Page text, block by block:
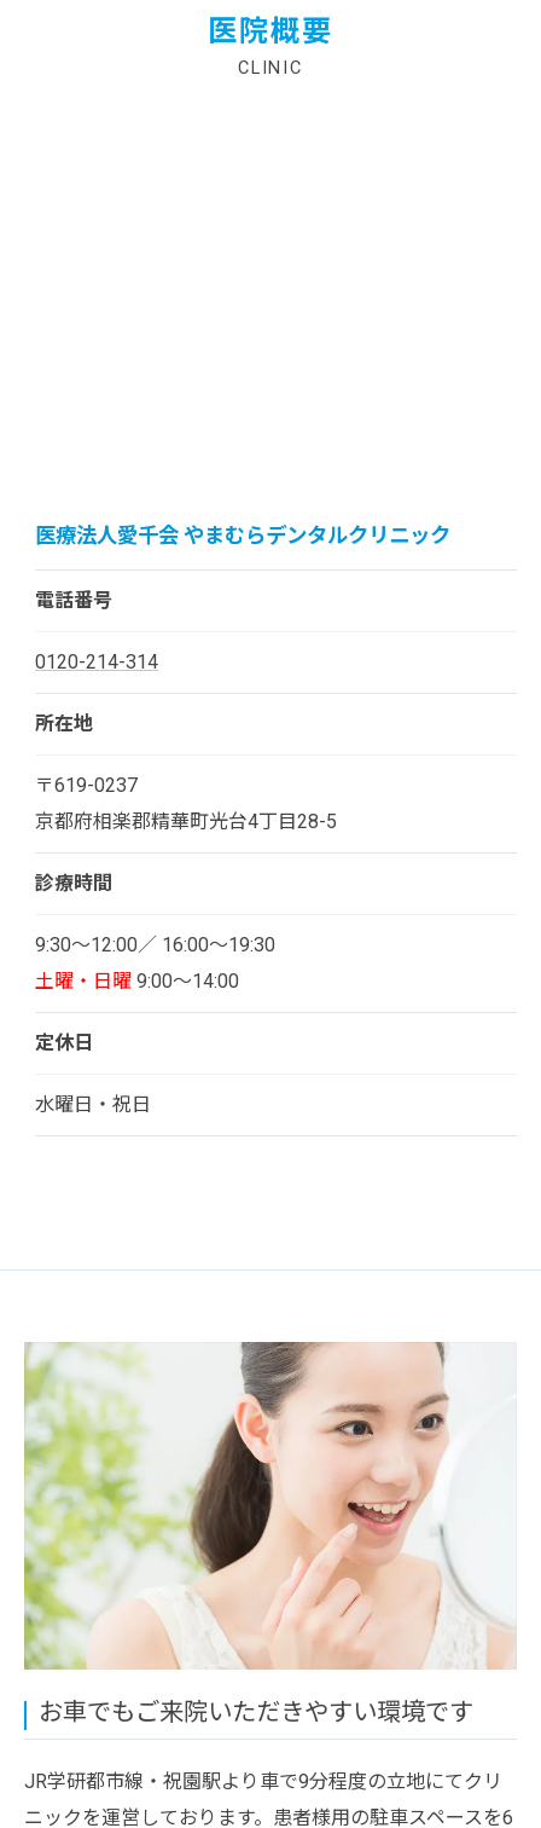
医院概要
CLINIC
医療法人愛千会 やまむらデンタルクリニック
電話番号
0120-214-314
所在地
〒619-0237
京都府相楽郡精華町光台4丁目28-5
診療時間
9:30～12:00／ 16:00～19:30
土曜・日曜9:00～14:00
定休日
水曜日・祝日
お車でもご来院いただきやすい環境です
JR学研都市線・祝園駅より車で9分程度の立地にてクリ
ニックを運営しております。患者様用の駐車スペースを6